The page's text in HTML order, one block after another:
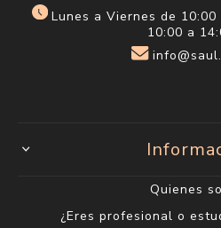
Lunes a Viernes de
10:00 a
Quienes
¿Eres profesional o